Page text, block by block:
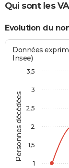
Qui sont les
Evolution du
Personnes décédées
Données
Insee)
1
1,5
2
2,5
3
3,5